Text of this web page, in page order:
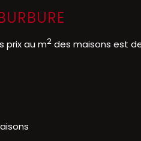
prix au m2 des maisons est